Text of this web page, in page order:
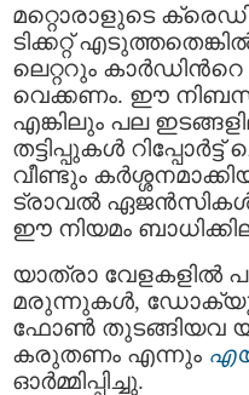
മറ്റൊരാളുടെ
ടിക്കറ്റ്
ലെറ്ററും
വെക്കണം. ഈ
എങ്കിലും പല
തട്ടിപ്പുകള്‍
വീണ്ടും
ട്രാവൽ ഏജൻസികൾ
ഈ നിയമം
യാത്രാ
മരുന്നുകള്‍,
ഫോണ്‍ തുടങ്ങിയവ
കരുതണം എന്നും
ഓര്‍മ്മിപ്പിച്ചു.